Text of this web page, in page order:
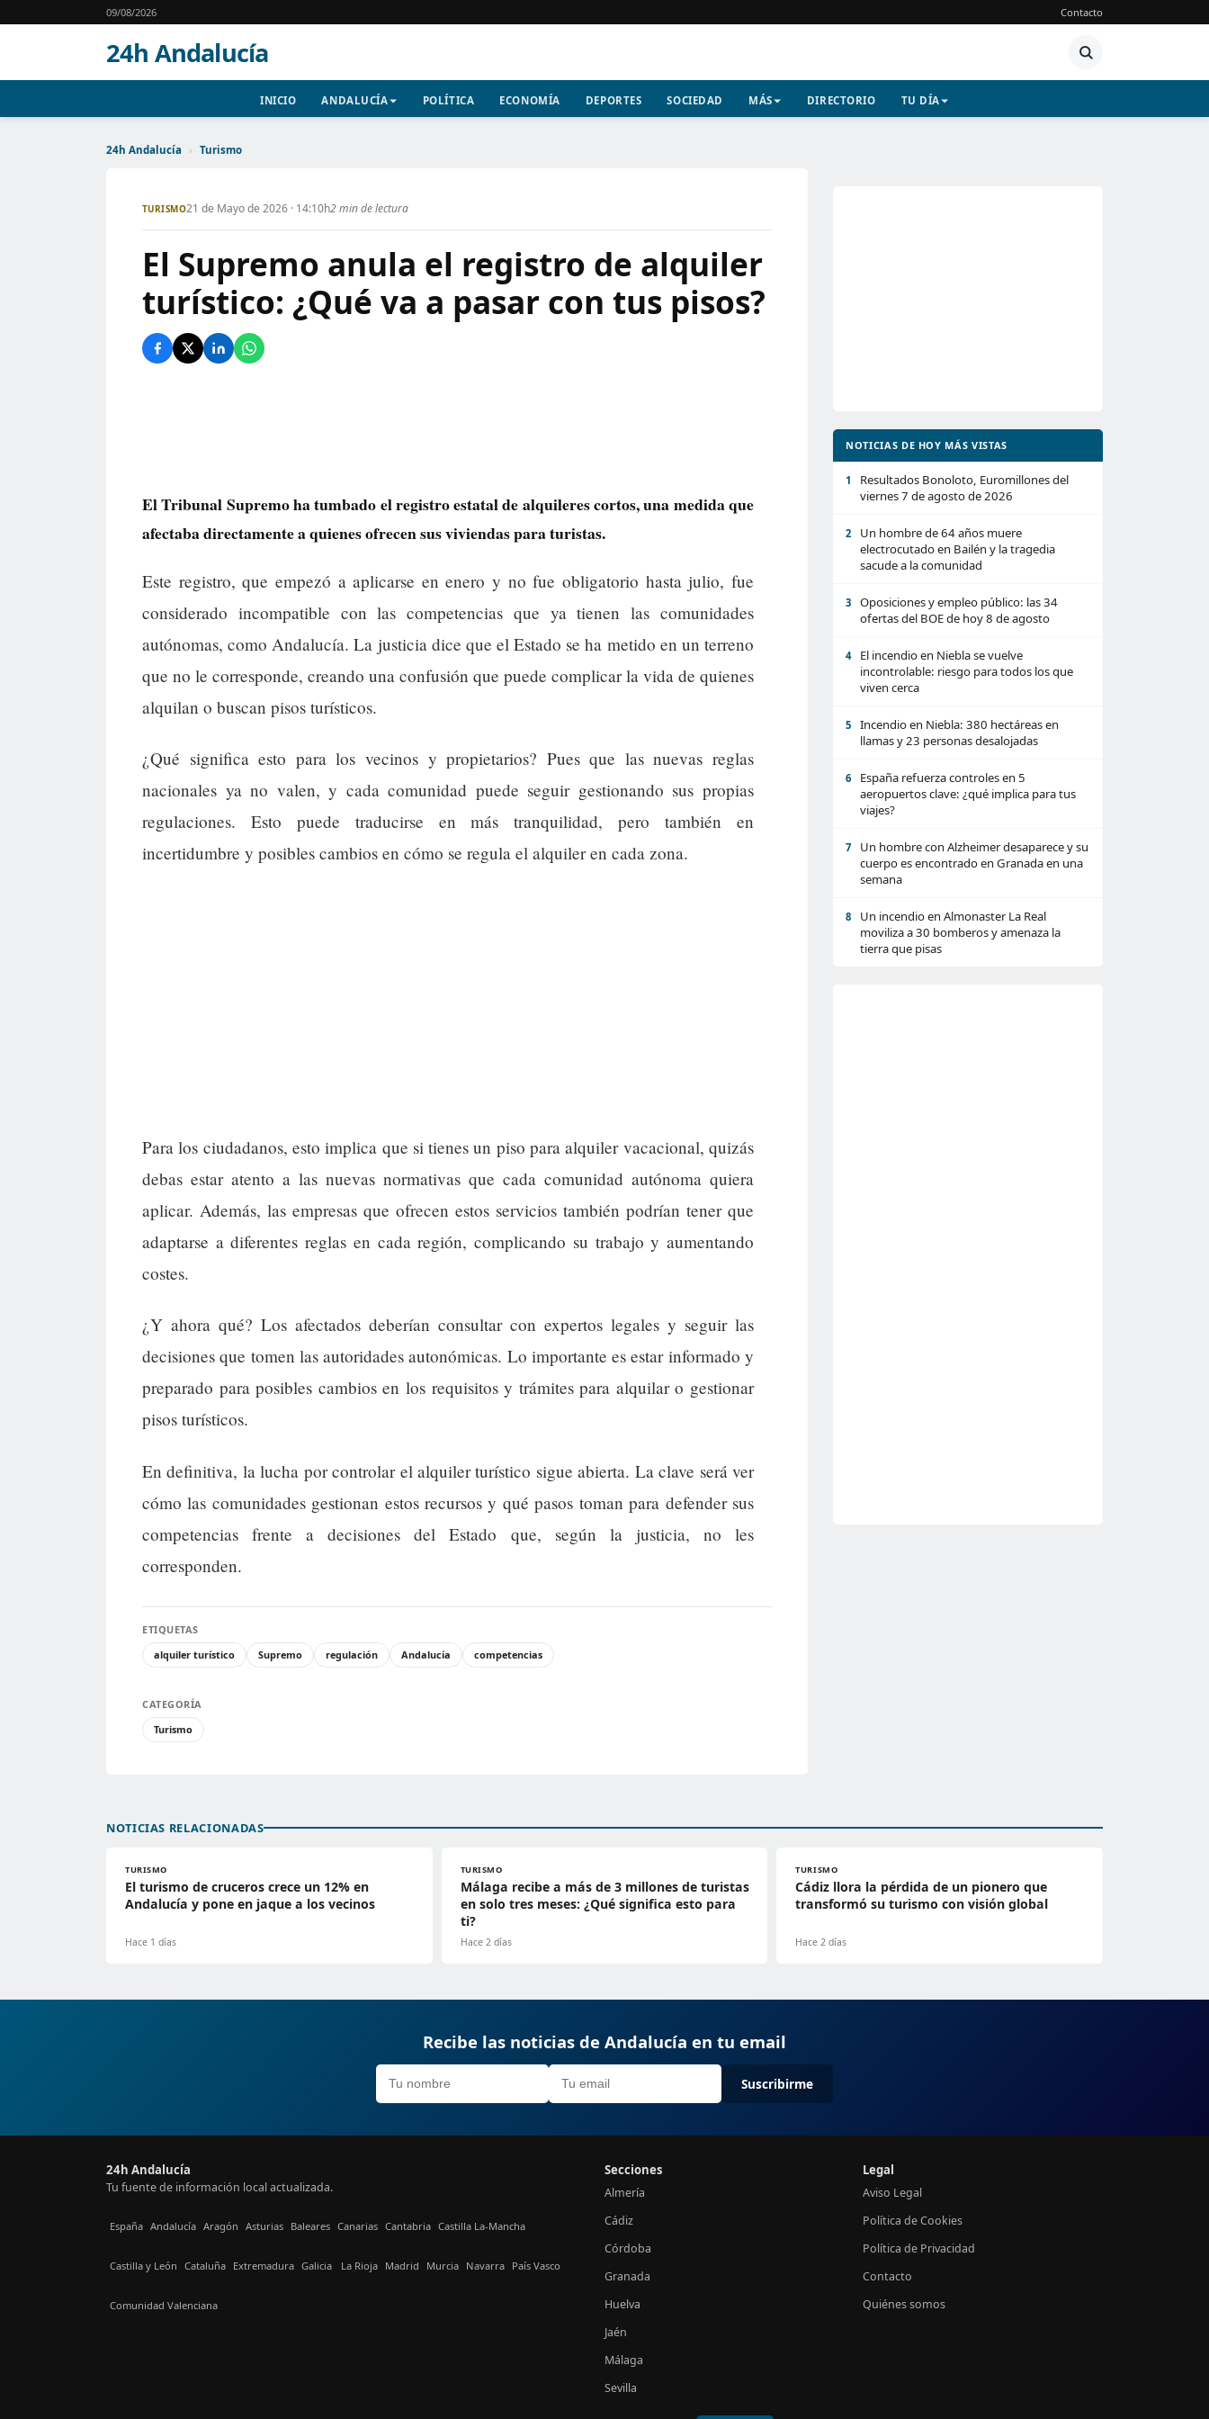
09/08/2026 Contacto
24h Andalucía
INICIO ANDALUCÍA POLÍTICA ECONOMÍA DEPORTES SOCIEDAD MÁS DIRECTORIO TU DÍA
24h Andalucía › Turismo
TURISMO21 de Mayo de 2026 · 14:10h2 min de lectura
El Supremo anula el registro de alquiler
turístico: ¿Qué va a pasar con tus pisos?
El Tribunal Supremo ha tumbado el registro estatal de alquileres cortos, una medida que
afectaba directamente a quienes ofrecen sus viviendas para turistas.
Este registro, que empezó a aplicarse en enero y no fue obligatorio hasta julio, fue
considerado incompatible con las competencias que ya tienen las comunidades
autónomas, como Andalucía. La justicia dice que el Estado se ha metido en un terreno
que no le corresponde, creando una confusión que puede complicar la vida de quienes
alquilan o buscan pisos turísticos.
¿Qué significa esto para los vecinos y propietarios? Pues que las nuevas reglas
nacionales ya no valen, y cada comunidad puede seguir gestionando sus propias
regulaciones. Esto puede traducirse en más tranquilidad, pero también en
incertidumbre y posibles cambios en cómo se regula el alquiler en cada zona.
Para los ciudadanos, esto implica que si tienes un piso para alquiler vacacional, quizás
debas estar atento a las nuevas normativas que cada comunidad autónoma quiera
aplicar. Además, las empresas que ofrecen estos servicios también podrían tener que
adaptarse a diferentes reglas en cada región, complicando su trabajo y aumentando
costes.
¿Y ahora qué? Los afectados deberían consultar con expertos legales y seguir las
decisiones que tomen las autoridades autonómicas. Lo importante es estar informado y
preparado para posibles cambios en los requisitos y trámites para alquilar o gestionar
pisos turísticos.
En definitiva, la lucha por controlar el alquiler turístico sigue abierta. La clave será ver
cómo las comunidades gestionan estos recursos y qué pasos toman para defender sus
competencias frente a decisiones del Estado que, según la justicia, no les
corresponden.
ETIQUETAS
alquiler turístico
Supremo regulación Andalucía competencias
CATEGORÍA
Turismo
NOTICIAS DE HOY MÁS VISTAS
1
Resultados Bonoloto, Euromillones del
viernes 7 de agosto de 2026
2
Un hombre de 64 años muere
electrocutado en Bailén y la tragedia
sacude a la comunidad
3
Oposiciones y empleo público: las 34
ofertas del BOE de hoy 8 de agosto
4
El incendio en Niebla se vuelve
incontrolable: riesgo para todos los que
viven cerca
5
Incendio en Niebla: 380 hectáreas en
llamas y 23 personas desalojadas
6
España refuerza controles en 5
aeropuertos clave: ¿qué implica para tus
viajes?
7
Un hombre con Alzheimer desaparece y su
cuerpo es encontrado en Granada en una
semana
8
Un incendio en Almonaster La Real
moviliza a 30 bomberos y amenaza la
tierra que pisas
NOTICIAS RELACIONADAS
TURISMO
El turismo de cruceros crece un 12% en
Andalucía y pone en jaque a los vecinos
Hace 1 días
TURISMO
Málaga recibe a más de 3 millones de turistas
en solo tres meses: ¿Qué significa esto para
ti?
Hace 2 días
TURISMO
Cádiz llora la pérdida de un pionero que
transformó su turismo con visión global
Hace 2 días
Recibe las noticias de Andalucía en tu email
Suscribirme
24h Andalucía
Tu fuente de información local actualizada.
España Andalucía Aragón Asturias Baleares Canarias Cantabria Castilla La-Mancha
Castilla y León Cataluña Extremadura Galicia La Rioja Madrid Murcia Navarra País Vasco
Comunidad Valenciana
Secciones
Almería
Cádiz
Córdoba
Granada
Huelva
Jaén
Málaga
Sevilla
Legal
Aviso Legal
Política de Cookies
Política de Privacidad
Contacto
Quiénes somos